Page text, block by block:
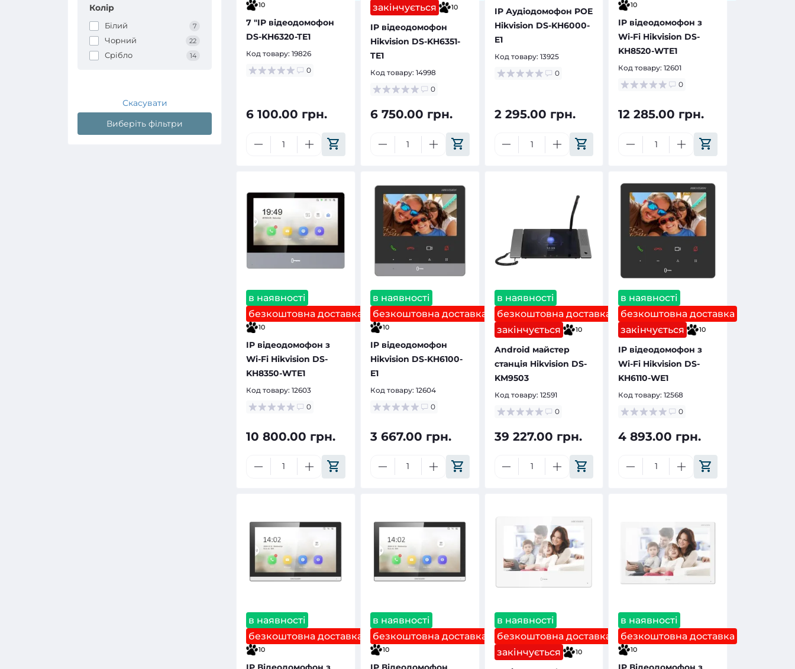
Колір
Білий 7
Чорний 22
Срібло 14
Скасувати
Виберіть фільтри
10
7 "IP відеодомофон
DS-KH6320-TE1
Код товару: 19826
0
6 100.00 грн.
закінчується
10
IP відеодомофон
Hikvision DS-KH6351-
TE1
Код товару: 14998
0
6 750.00 грн.
IP Аудіодомофон POE
Hikvision DS-KH6000-
E1
Код товару: 13925
0
2 295.00 грн.
10
IP відеодомофон з
Wi-Fi Hikvision DS-
KH8520-WTE1
Код товару:12601
0
12 285.00 грн.
в наявності
безкоштовна доставка
10
IP відеодомофон з
Wi-Fi Hikvision DS-
KH8350-WTE1
Код товару: 12603
0
10 800.00 грн.
в наявності
безкоштовна доставка
10
IP відеодомофон
Hikvision DS-KH6100-
E1
Код товару: 12604
0
3 667.00 грн.
в наявності
безкоштовна доставка
закінчується
10
Android майстер
станція Hikvision DS-
KM9503
Код товару: 12591
0
39 227.00 грн.
в наявності
безкоштовна доставка
закінчується
10
IP відеодомофон з
Wi-Fi Hikvision DS-
KH6110-WE1
Код товару:12568
0
4 893.00 грн.
в наявності
безкоштовна доставка
10
в наявності
безкоштовна доставка
10
в наявності
безкоштовна доставка
закінчується
10
в наявності
безкоштовна доставка
10